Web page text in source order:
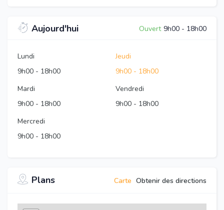
Aujourd'hui Ouvert 9h00 - 18h00
Lundi
9h00 - 18h00
Mardi
9h00 - 18h00
Mercredi
9h00 - 18h00
Jeudi
9h00 - 18h00
Vendredi
9h00 - 18h00
Plans Carte Obtenir des directions